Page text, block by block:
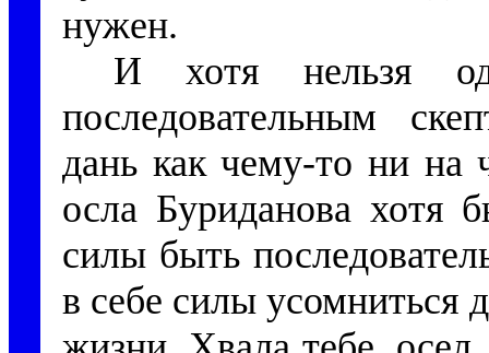
нужен.
И хотя нельзя
последовательным
дань как чему-то ни на
осла Буриданова хотя
силы быть
в себе силы усомниться